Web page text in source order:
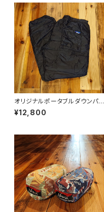
オリジナルポータブルダウンパン
ツ
¥12,800